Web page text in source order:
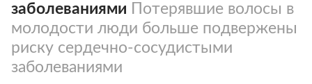
заболеваниями Потерявшие волосы в
молодости люди больше подвержены
риску сердечно-сосудистыми
заболеваниями